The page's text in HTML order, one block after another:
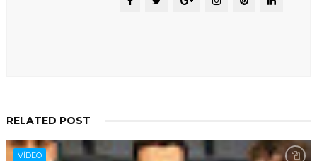
RELATED POST
VÍDEO